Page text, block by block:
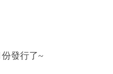
發行了~